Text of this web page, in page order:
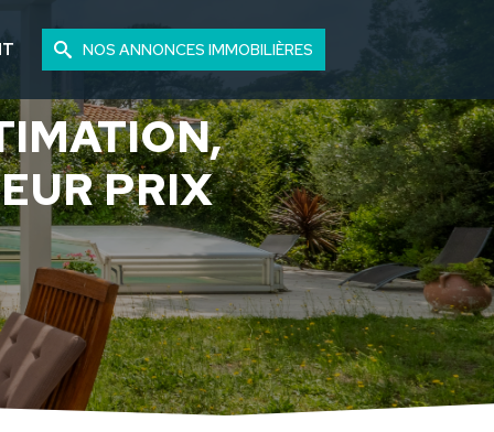
NOS ANNONCES IMMOBILIÈRES
PRIX